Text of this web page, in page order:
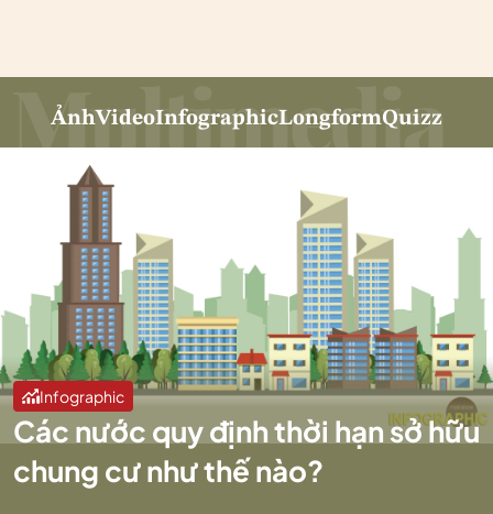
ẢnhVideoInfographicLongformQuizz
Infographic
Các nước quy định thời hạn sở hữu
chung cư như thế nào?